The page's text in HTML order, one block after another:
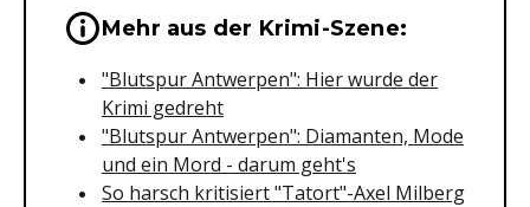
Wichtige Hinweise &
Mehr aus der Krimi-Szene:
"Blutspur Antwerpen": Hier wurde der
Krimi gedreht
"Blutspur Antwerpen": Diamanten, Mode
und ein Mord - darum geht's
So harsch kritisiert "Tatort"-Axel Milberg